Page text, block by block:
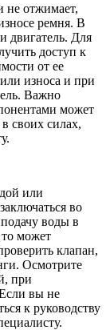
не отжимает,
ремня. В
двигатель. Для
доступ к
от ее
износа и при
Важно
может
своих силах,
или
во
воды в
может
клапан,
Осмотрите
при
вы не
к руководству